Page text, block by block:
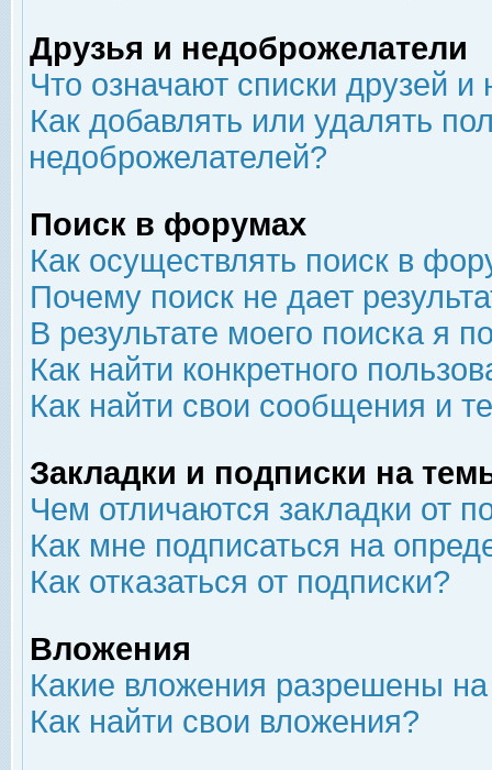
Друзья и недоброжелатели
Что означают списки друзей
Как добавлять или удалять
недоброжелателей?
Поиск в форумах
Как осуществлять поиск в
Почему поиск не дает
В результате моего поиска я
Как найти конкретного
Как найти свои сообщения и
Закладки и подписки на
Чем отличаются закладки от
Как мне подписаться на
Как отказаться от подписки?
Вложения
Какие вложения разрешены
Как найти свои вложения?